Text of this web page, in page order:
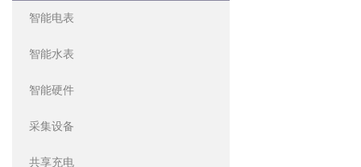
智能电表
智能水表
智能硬件
采集设备
共享充电